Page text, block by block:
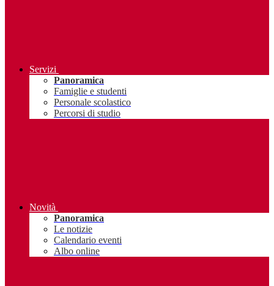
Servizi
Panoramica
Famiglie e studenti
Personale scolastico
Percorsi di studio
Novità
Panoramica
Le notizie
Calendario eventi
Albo online